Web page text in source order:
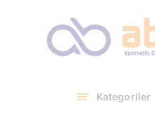
Kategoriler
KODAK 4